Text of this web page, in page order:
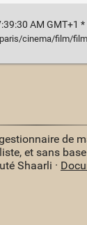
AM GMT+1 *
cinema/film/films-a-
de
et sans
Shaarli ·